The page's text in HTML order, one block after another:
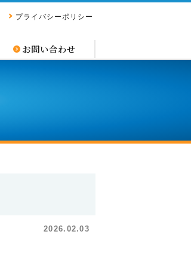
プライバシーポリシー
お問い合わせ
2026.02.03